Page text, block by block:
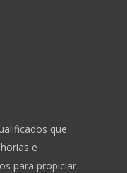
que
e
para propiciar